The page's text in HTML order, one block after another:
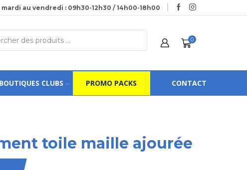
mardi au vendredi : 09h30-12h30 / 14h00-18h00
0
BOUTIQUES CLUBS PROMO PACKS CONTACT
toile maille ajourée